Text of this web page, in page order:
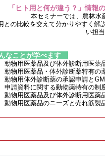
「ヒト用と何が違う？」情報
本セミナーでは、農林水
との比較を交えて分かりやすく解
い担
ことが学べます
動物用医薬品及び体外診断用医薬
動物用医薬品・体外診断薬特有の
動物用体外診断薬の承認申請と
申請資料に関する動物薬特有の制
動物用医薬品及び体外診断用医薬
動物用医薬品のニーズと売れ筋製